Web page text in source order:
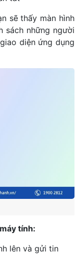
sẽ thấy màn hình
sách những người
diện ứng dụng
tính:
lên và gửi tin